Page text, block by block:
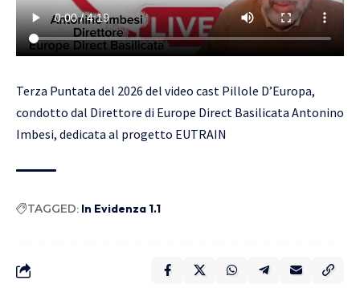
Terza Puntata del 2026 del video cast Pillole D’Europa,
condotto dal Direttore di Europe Direct Basilicata Antonino
Imbesi, dedicata al progetto EUTRAIN
TAGGED: In Evidenza 1.1